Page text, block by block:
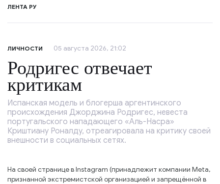
ЛЕНТА РУ
ЛИЧНОСТИ 05 августа 2026, 21:02
Родригес отвечает
критикам
Испанская модель и блогерша аргентинского
происхождения Джорджина Родригес, невеста
португальского нападающего «Аль-Насра»
Криштиану Роналду, отреагировала на критику своей
внешности в социальных сетях.
На своей странице в Instagram (принадлежит компании Meta,
признанной экстремистской организацией и запрещённой в